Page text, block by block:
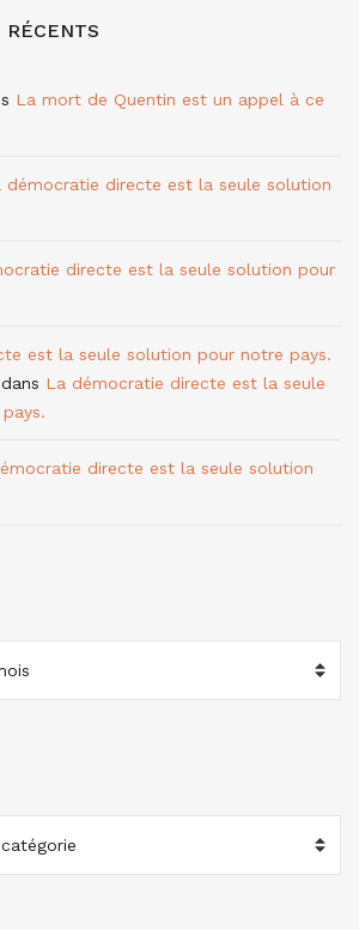
La mort de Quentin est un appel à ce
démocratie directe est la seule solution
directe est la seule solution pour
est la seule solution pour notre pays.
dans La démocratie directe est la seule
directe est la seule solution